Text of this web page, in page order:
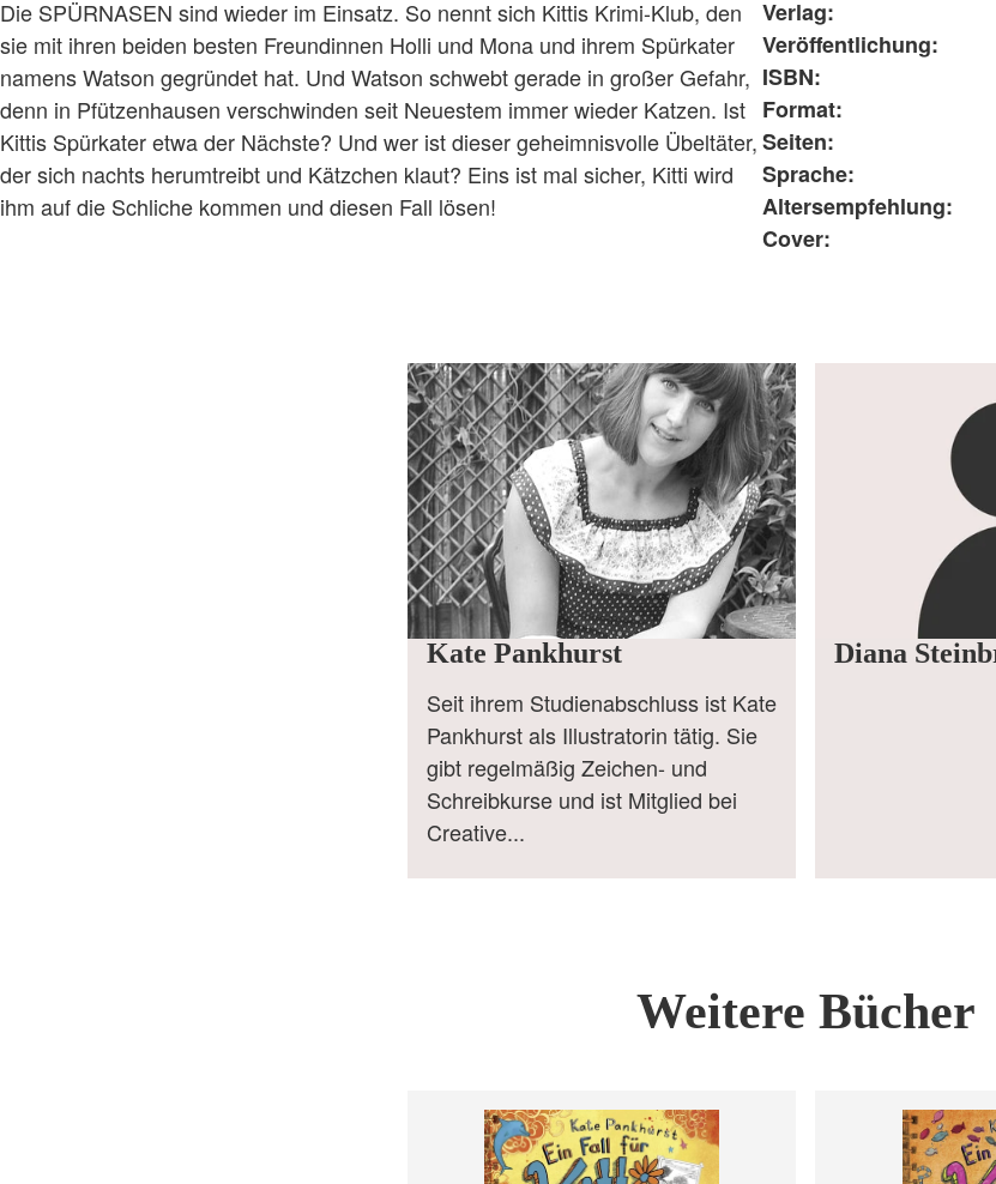
Die SPÜRNASEN sind wieder im Einsatz. So nennt sich Kittis Krimi-Klub, den
sie mit ihren beiden besten Freundinnen Holli und Mona und ihrem Spürkater
namens Watson gegründet hat. Und Watson schwebt gerade in großer Gefahr,
denn in Pfützenhausen verschwinden seit Neuestem immer wieder Katzen. Ist
Kittis Spürkater etwa der Nächste? Und wer ist dieser geheimnisvolle Übeltäter,
der sich nachts herumtreibt und Kätzchen klaut? Eins ist mal sicher, Kitti wird
ihm auf die Schliche kommen und diesen Fall lösen!
Verlag:
Veröffentlichung:
ISBN:
Format:
Seiten:
Sprache:
Altersempfehlung:
Cover:
Kate Pankhurst
Seit ihrem Studienabschluss ist Kate
Pankhurst als Illustratorin tätig. Sie
gibt regelmäßig Zeichen- und
Schreibkurse und ist Mitglied bei
Creative...
Diana
Weitere Bücher